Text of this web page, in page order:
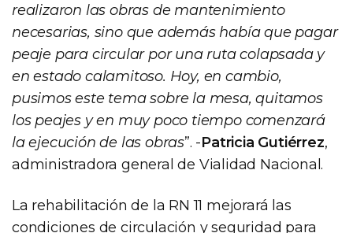
realizaron las obras de mantenimiento
necesarias, sino que además había que pagar
peaje para circular por una ruta colapsada y
en estado calamitoso. Hoy, en cambio,
pusimos este tema sobre la mesa, quitamos
los peajes y en muy poco tiempo comenzará
la ejecución de las obras”. -Patricia Gutiérrez,
administradora general de Vialidad Nacional.
La rehabilitación de la RN 11 mejorará las
condiciones de circulación y seguridad para